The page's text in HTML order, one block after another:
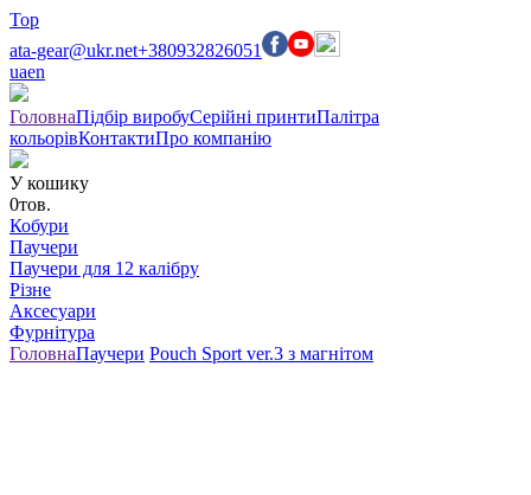
Top
ata-gear@ukr.net+380932826051
uaen
ГоловнаПідбір виробуСерійні принтиПалітра
кольорівКонтактиПро компанію
У кошику
0тов.
Кобури
Паучери
Паучери для 12 калібру
Різне
Аксесуари
Фурнітура
ГоловнаПаучери Pouch Sport ver.3 з магнітом